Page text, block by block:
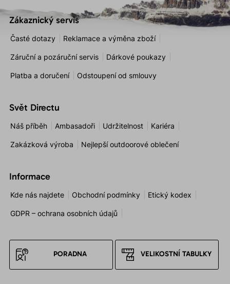
Zákaznický servis
Časté dotazy Reklamace a výměna zboží
Záruční a pozáruční servis Dárkové poukazy
Platba a doručení Odstoupení od smlouvy
Svět Directu
Náš příběh Ambasadoři Udržitelnost Kariéra
Zakázková výroba Nejlepší outdoorové oblečení
Informace
Kde nás najdete Obchodní podmínky Etický kodex
GDPR – ochrana osobních údajů
PORADNA VELIKOSTNÍ TABULKY